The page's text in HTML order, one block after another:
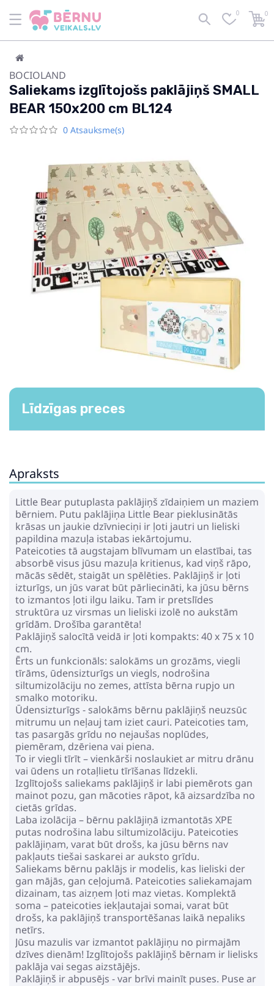
0 0
BOCIOLAND
Saliekams izglītojošs paklājiņš SMALL
BEAR 150x200 cm BL124
0 Atsauksme(s)
Līdzīgas preces
Apraksts
Little Bear putuplasta paklājiņš zīdaiņiem un maziem
bērniem. Putu paklājiņa Little Bear pieklusinātās
krāsas un jaukie dzīvnieciņi ir ļoti jautri un lieliski
papildina mazuļa istabas iekārtojumu.
Pateicoties tā augstajam blīvumam un elastībai, tas
absorbē visus jūsu mazuļa kritienus, kad viņš rāpo,
mācās sēdēt, staigāt un spēlēties. Paklājiņš ir ļoti
izturīgs, un jūs varat būt pārliecināti, ka jūsu bērns
to izmantos ļoti ilgu laiku. Tam ir pretslīdes
struktūra uz virsmas un lieliski izolē no aukstām
grīdām. Drošība garantēta!
Paklājiņš salocītā veidā ir ļoti kompakts: 40 x 75 x 10
cm.
Ērts un funkcionāls: salokāms un grozāms, viegli
tīrāms, ūdensizturīgs un viegls, nodrošina
siltumizolāciju no zemes, attīsta bērna rupjo un
smalko motoriku.
Ūdensizturīgs - salokāms bērnu paklājiņš neuzsūc
mitrumu un neļauj tam iziet cauri. Pateicoties tam,
tas pasargās grīdu no nejaušas noplūdes,
piemēram, dzēriena vai piena.
To ir viegli tīrīt – vienkārši noslaukiet ar mitru drānu
vai ūdens un rotaļlietu tīrīšanas līdzekli.
Izglītojošs saliekams paklājiņš ir labi piemērots gan
mainot pozu, gan mācoties rāpot, kā aizsardzība no
cietās grīdas.
Laba izolācija – bērnu paklājiņā izmantotās XPE
putas nodrošina labu siltumizolāciju. Pateicoties
paklājiņam, varat būt drošs, ka jūsu bērns nav
pakļauts tiešai saskarei ar auksto grīdu.
Saliekams bērnu paklājs ir modelis, kas lieliski der
gan mājās, gan ceļojumā. Pateicoties saliekamajam
dizainam, tas aizņem ļoti maz vietas. Komplektā
soma – pateicoties iekļautajai somai, varat būt
drošs, ka paklājiņš transportēšanas laikā nepaliks
netīrs.
Jūsu mazulis var izmantot paklājiņu no pirmajām
dzīves dienām! Izglītojošs paklājiņš bērnam ir lielisks
paklāja vai segas aizstājējs.
Paklājiņš ir abpusējs - var brīvi mainīt puses. Puse ar